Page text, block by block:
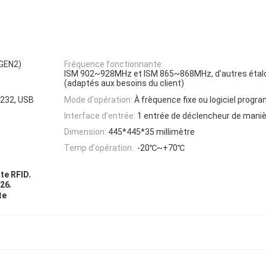
Fréquence fonctionnante:
ISM 902~928MHz et ISM 865~868MHz, d'autres
(adaptés aux besoins du client)
USB
Mode d'opération: À frèquence fixe ou logiciel
Interface d'entrée: 1 entrée de déclencheur de
Dimension: 445*445*35 millimètre
Temp d'opération.: -20℃~+70℃
RFID,
,